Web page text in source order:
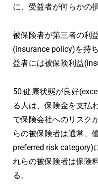
に、受益者が何らかの
被保険者が第三者の利
(insurance policy)を持
益者には被保険利益
50.健康状態が良好
る人は、保険金を支払
で保険会社へのリスク
らの被保険者は通常、
preferred risk category)
れらの被保険者は保険
る。